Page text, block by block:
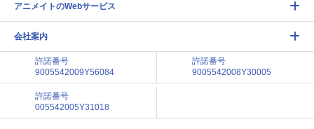
アニメイトのWebサービス
会社案内
許諾番号
9005542009Y56084
許諾番号
9005542008Y30005
許諾番号
005542005Y31018